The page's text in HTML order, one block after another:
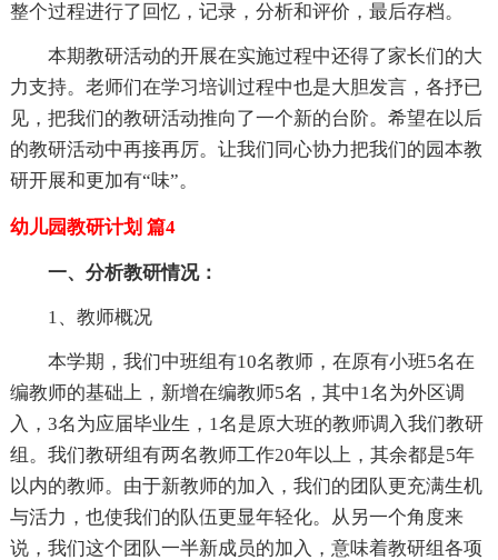
整个过程进行了回忆，记录，分析和评价，最后存档。
本期教研活动的开展在实施过程中还得了家长们的大
力支持。老师们在学习培训过程中也是大胆发言，各抒已
见，把我们的教研活动推向了一个新的台阶。希望在以后
的教研活动中再接再厉。让我们同心协力把我们的园本教
研开展和更加有“味”。
幼儿园教研计划 篇4
一、分析教研情况：
1、教师概况
本学期，我们中班组有10名教师，在原有小班5名在
编教师的基础上，新增在编教师5名，其中1名为外区调
入，3名为应届毕业生，1名是原大班的教师调入我们教研
组。我们教研组有两名教师工作20年以上，其余都是5年
以内的教师。由于新教师的加入，我们的团队更充满生机
与活力，也使我们的队伍更显年轻化。从另一个角度来
说，我们这个团队一半新成员的加入，意味着教研组各项